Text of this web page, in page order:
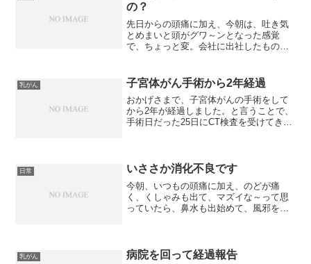
の？
先日からの頭痛に加え、今朝は、吐き気
とめまいと頭がグワ～ンとなった感覚
で、ちょっと変。会社に出社したもの
えて、待合室で待っている間に、吐き気
と頭の変な感覚はジェイゾロフ...
乳がん 子宮体がん手術から2年経過
おかげさまで、子宮体がんの手術をして
から2年が経過しました。と言うことで、
手術日だった25日にCT検査を受けてきま
乳腺術後。局所再...
日常 いささか消化不良です
今朝、いつもの頭痛に加え、のどが痛
く、くしゃみも出て、マズイな～って思
っていたら、鼻水も出始めて、風邪をひ
が入ってました。1年は大丈...
乳がん 病院を回って経過報告